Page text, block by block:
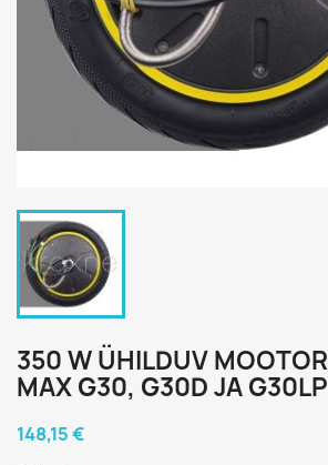
350 W ÜHILDUV
MAX G30, G30D JA
148,15 €